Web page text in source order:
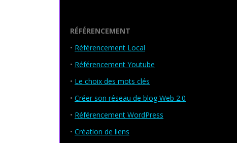
RÉFÉRENCEMENT
• Référencement Local
• Référencement Youtube
• Le choix des mots clés
• Créer son réseau de blog Web 2.0
• Référencement WordPress
• Création de liens